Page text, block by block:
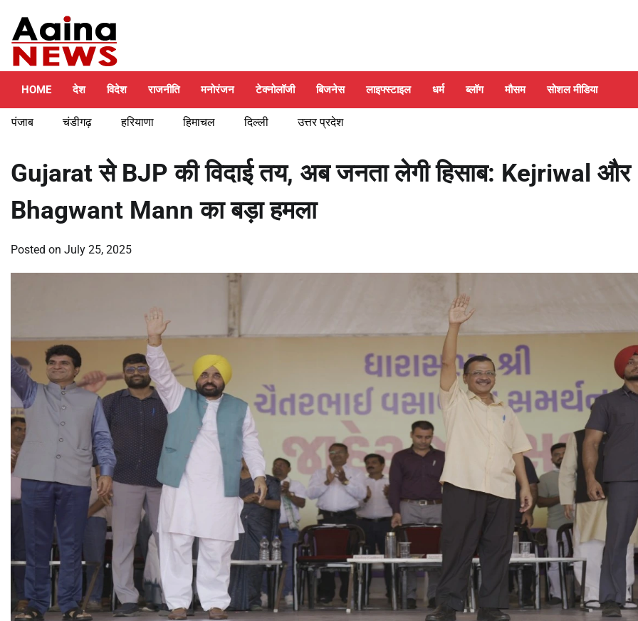
content
HOME देश विदेश राजनीति मनोरंजन टेक्नोलॉजी बिजनेस लाइफ्स्टाइल धर्म ब्लॉग मौसम सोशल मीडिया
पंजाब चंडीगढ़ हरियाणा हिमाचल दिल्ली उत्तर प्रदेश
Gujarat से BJP की विदाई तय, अब जनता लेगी हिसाब: Kejriwal और
Bhagwant Mann का बड़ा हमला
Posted on July 25, 2025